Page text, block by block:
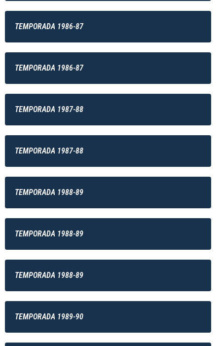
TEMPORADA 1986-87
TEMPORADA 1986-87
TEMPORADA 1987-88
TEMPORADA 1987-88
TEMPORADA 1988-89
TEMPORADA 1988-89
TEMPORADA 1988-89
TEMPORADA 1989-90